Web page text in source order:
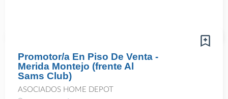
Promotor/a En Piso De Venta -
Merida Montejo (frente Al
Sams Club)
ASOCIADOS HOME DEPOT